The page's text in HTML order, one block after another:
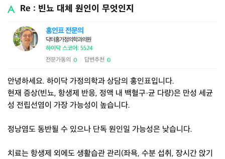
Re : 빈뇨 대체 원인이 무엇인지
홍인표 전문의
닥터홍가정의학과의원
하이닥 스코어: 5524
전문가동의 0 답변추천 0
안녕하세요. 하이닥 가정의학과 상담의 홍인표입니다.
현재 증상(빈뇨, 항생제 반응, 정액 내 백혈구·균 다량)은 만성 세균
성 전립선염이 가장 가능성이 높습니다.
정낭염도 동반될 수 있으나 단독 원인일 가능성은 낮습니다.
치료는 항생제 외에도 생활습관 관리(좌욕, 수분 섭취, 장시간 앉기